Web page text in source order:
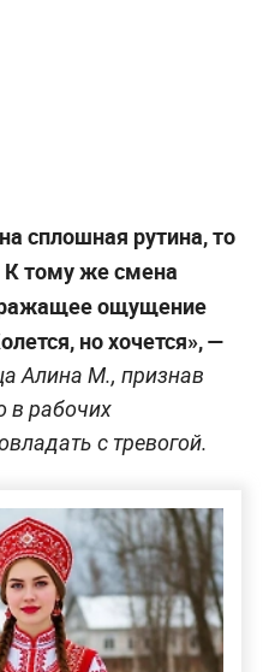
сплошная рутина, то
К тому же смена
ощущение
но хочется», —
Алина М., признав
в рабочих
с тревогой.